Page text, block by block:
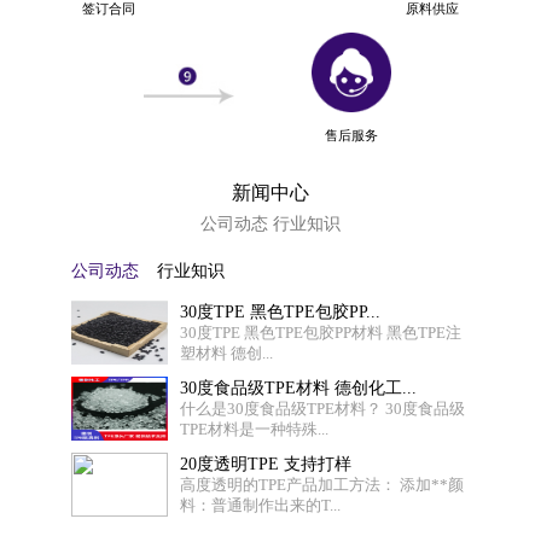
签订合同 原料供应
售后服务
新闻中心
公司动态 行业知识
公司动态 行业知识
30度TPE 黑色TPE包胶PP...
30度TPE 黑色TPE包胶PP材料 黑色TPE注
塑材料 德创...
30度食品级TPE材料 德创化工...
什么是30度食品级TPE材料？ 30度食品级
TPE材料是一种特殊...
20度透明TPE 支持打样
高度透明的TPE产品加工方法： 添加**颜
料：普通制作出来的T...